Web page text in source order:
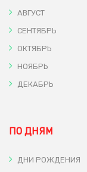
АВГУСТ
СЕНТЯБРЬ
ОКТЯБРЬ
НОЯБРЬ
ДЕКАБРЬ
ПО ДНЯМ
ДНИ РОЖДЕНИЯ